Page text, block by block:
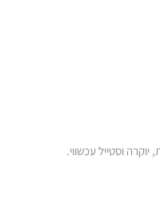
וסטייל עכשווי.